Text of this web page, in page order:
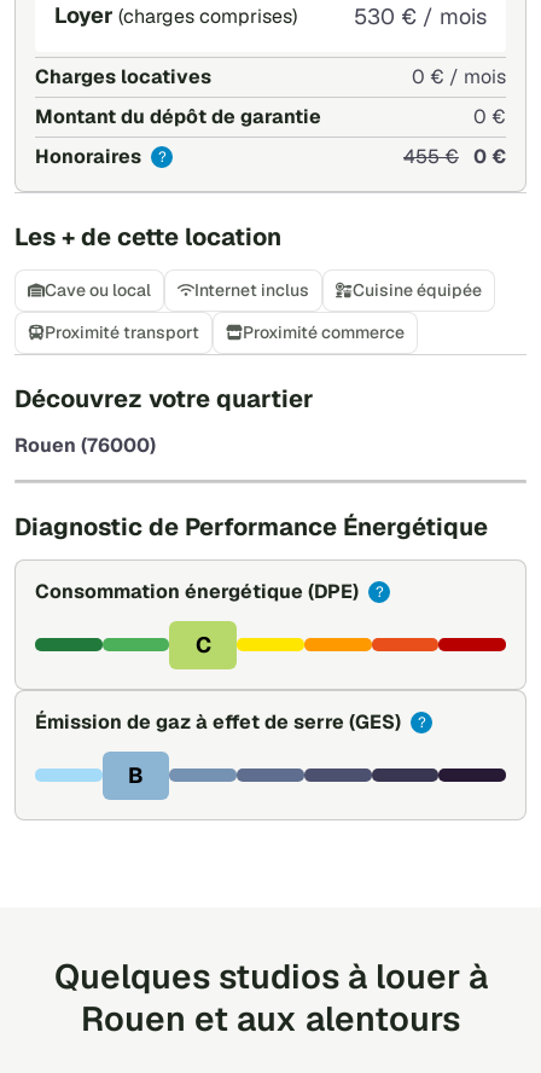
Loyer (charges comprises) 530 € / mois
Charges locatives
0 € / mois
Montant du dépôt de garantie
0 €
Honoraires
? 455 € 0 €
Les + de cette location
Cave ou local Internet inclus
Cuisine équipée
Proximité transport
Proximité commerce
Découvrez votre quartier
Rouen (76000)
Diagnostic de Performance Énergétique
Consommation énergétique (DPE) ?
C
Émission de gaz à effet de serre (GES) ?
B
Quelques studios à louer à
Rouen et aux alentours